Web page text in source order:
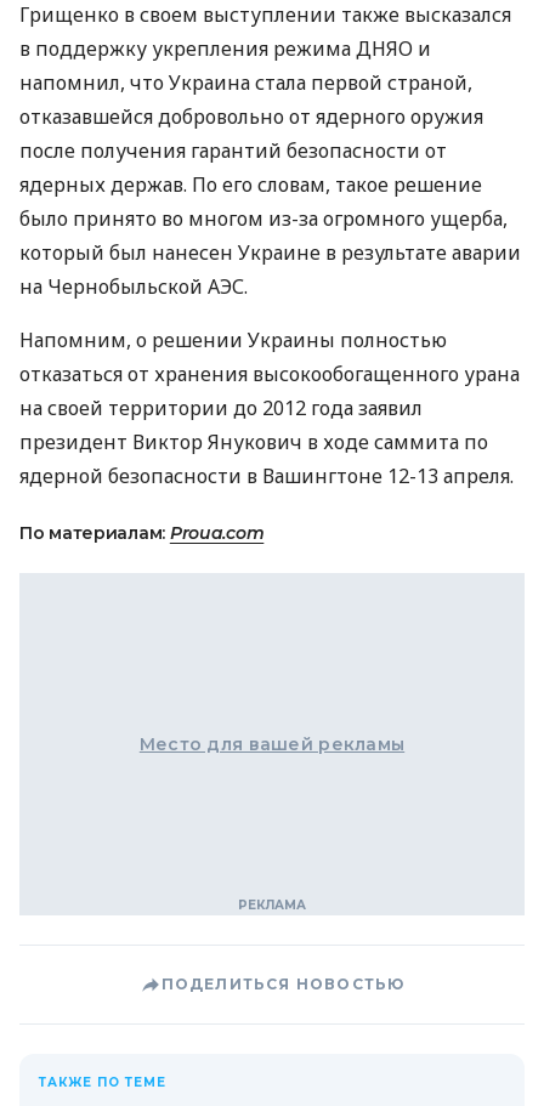
Грищенко в своем выступлении также высказался
в поддержку укрепления режима ДНЯО и
напомнил, что Украина стала первой страной,
отказавшейся добровольно от ядерного оружия
после получения гарантий безопасности от
ядерных держав. По его словам, такое решение
было принято во многом из-за огромного ущерба,
который был нанесен Украине в результате аварии
на Чернобыльской АЭС.
Напомним, о решении Украины полностью
отказаться от хранения высокообогащенного урана
на своей территории до 2012 года заявил
президент Виктор Янукович в ходе саммита по
ядерной безопасности в Вашингтоне 12-13 апреля.
По материалам: Proua.com
Место для вашей рекламы
ПОДЕЛИТЬСЯ НОВОСТЬЮ
ТАКЖЕ ПО ТЕМЕ